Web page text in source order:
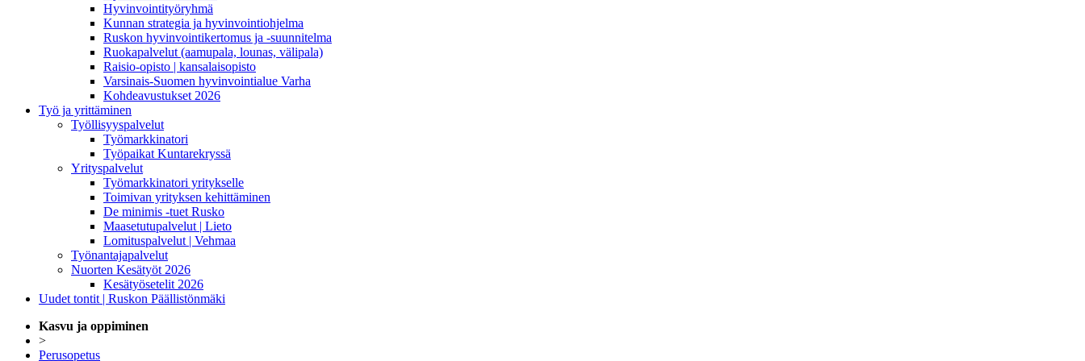
Hyvinvointityöryhmä
Kunnan strategia ja hyvinvointiohjelma
Ruskon hyvinvointikertomus ja -suunnitelma
Ruokapalvelut (aamupala, lounas, välipala)
Raisio-opisto | kansalaisopisto
Varsinais-Suomen hyvinvointialue Varha
Kohdeavustukset 2026
Työ ja yrittäminen
Työllisyyspalvelut
Työmarkkinatori
Työpaikat Kuntarekryssä
Yrityspalvelut
Työmarkkinatori yritykselle
Toimivan yrityksen kehittäminen
De minimis -tuet Rusko
Maasetutupalvelut | Lieto
Lomituspalvelut | Vehmaa
Työnantajapalvelut
Nuorten Kesätyöt 2026
Kesätyösetelit 2026
Uudet tontit | Ruskon Päällistönmäki
Kasvu ja oppiminen
>
Perusopetus